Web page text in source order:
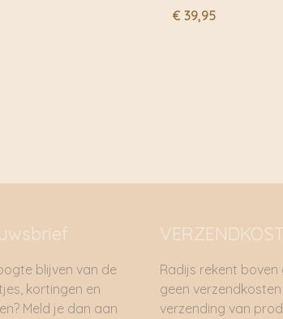
€ 39,95
blijven van de
kortingen en
Meld je dan aan
Radijs rekent boven
geen
verzending van